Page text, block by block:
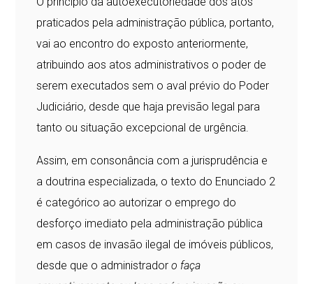
praticados pela administração pública, portanto,
vai ao encontro do exposto anteriormente,
atribuindo aos atos administrativos o poder de
serem executados sem o aval prévio do Poder
Judiciário, desde que haja previsão legal para
tanto ou situação excepcional de urgência.
Assim, em consonância com a jurisprudência e
a doutrina especializada, o texto do Enunciado 2
é categórico ao autorizar o emprego do
desforço imediato pela administração pública
em casos de invasão ilegal de imóveis públicos,
desde que o administradoro faça